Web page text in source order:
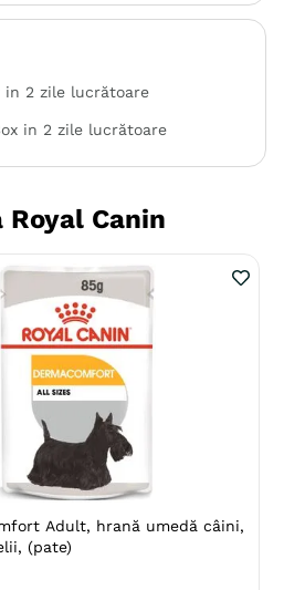
in 2 zile lucrătoare
in 2 zile lucrătoare
Royal Canin
Adult, hrană umedă câini,
(pate)